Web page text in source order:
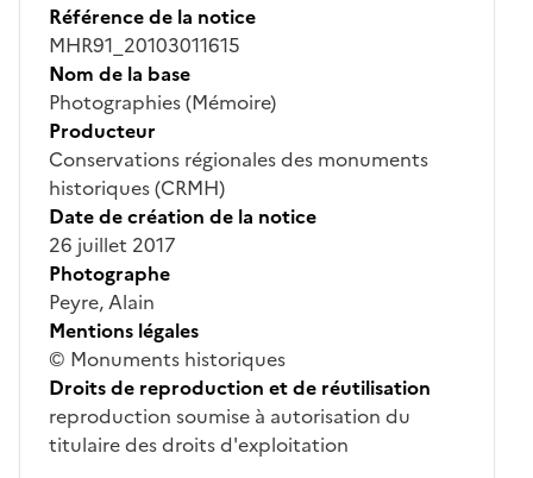
Référence de la notice
MHR91_20103011615
Nom de la base
Photographies (Mémoire)
Producteur
Conservations régionales des monuments
historiques (CRMH)
Date de création de la notice
26 juillet 2017
Photographe
Peyre, Alain
Mentions légales
© Monuments historiques
Droits de reproduction et de réutilisation
reproduction soumise à autorisation du
titulaire des droits d'exploitation